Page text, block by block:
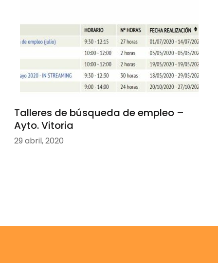
Talleres de búsqueda de empleo –
Ayto. Vitoria
29 abril, 2020